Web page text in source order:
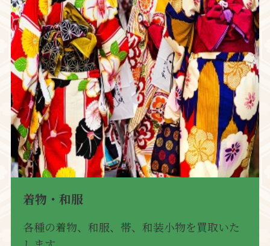
着物・和服
各種の着物、和服、帯、和装小物を買取いた